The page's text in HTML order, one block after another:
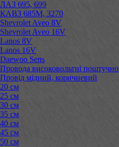
ЛАЗ 695, 699
КАВЗ 685М, 3270
Shevrolet Aveo 8V
Shevrolet Aveo 16V
Lanos 8V
Lanos 16V
Daewoo Sens
Провода високовольтні поштучно
Провід мідний, коричневий
20 см
25 см
30 см
35 см
40 см
45 см
50 см